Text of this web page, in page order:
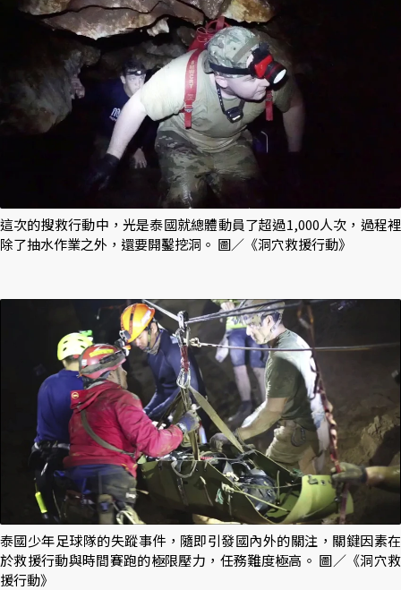
這次的搜救行動中，光是泰國就總體動員了超過1,000人次，過程裡
除了抽水作業之外，還要開鑿挖洞。 圖／《洞穴救援行動》
泰國少年足球隊的失蹤事件，隨即引發國內外的關注，關鍵因素在
於救援行動與時間賽跑的極限壓力，任務難度極高。 圖／《洞穴救
援行動》